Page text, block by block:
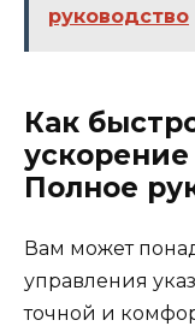
руководство
Как
Полное
Вам может
управления
точной и